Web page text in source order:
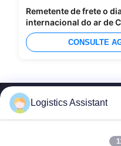
Remetente de frete o
internacional do ar de
CONSULTE
Logistics Assistant